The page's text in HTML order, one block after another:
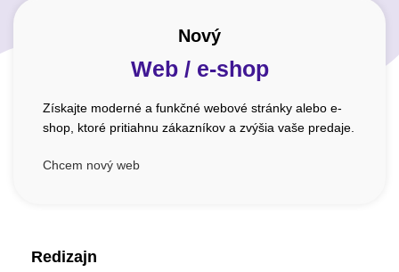
Nový
Web / e-shop
Získajte moderné a funkčné webové stránky alebo e-
shop, ktoré pritiahnu zákazníkov a zvýšia vaše predaje.
Chcem nový web
Redizajn